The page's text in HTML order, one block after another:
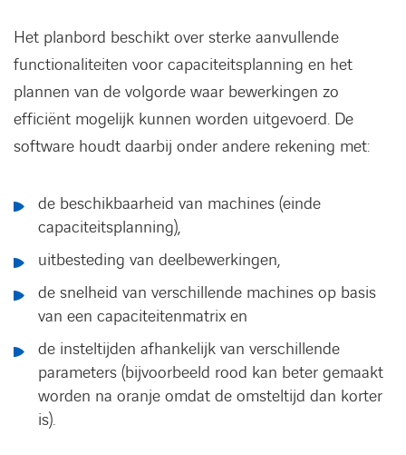
LINKEDINYOUTUBEFACEBOOK
TWITTER
Het planbord beschikt over sterke aanvullende
functionaliteiten voor capaciteitsplanning en het
plannen van de volgorde waar bewerkingen zo
efficiënt mogelijk kunnen worden uitgevoerd. De
software houdt daarbij onder andere rekening met:
de beschikbaarheid van machines (einde
capaciteitsplanning),
uitbesteding van deelbewerkingen,
de snelheid van verschillende machines op basis
van een capaciteitenmatrix en
de insteltijden afhankelijk van verschillende
parameters (bijvoorbeeld rood kan beter gemaakt
worden na oranje omdat de omsteltijd dan korter
is).